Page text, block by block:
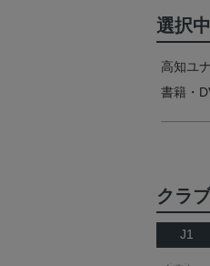
選択
高知ユ
書籍・
クラ
J1